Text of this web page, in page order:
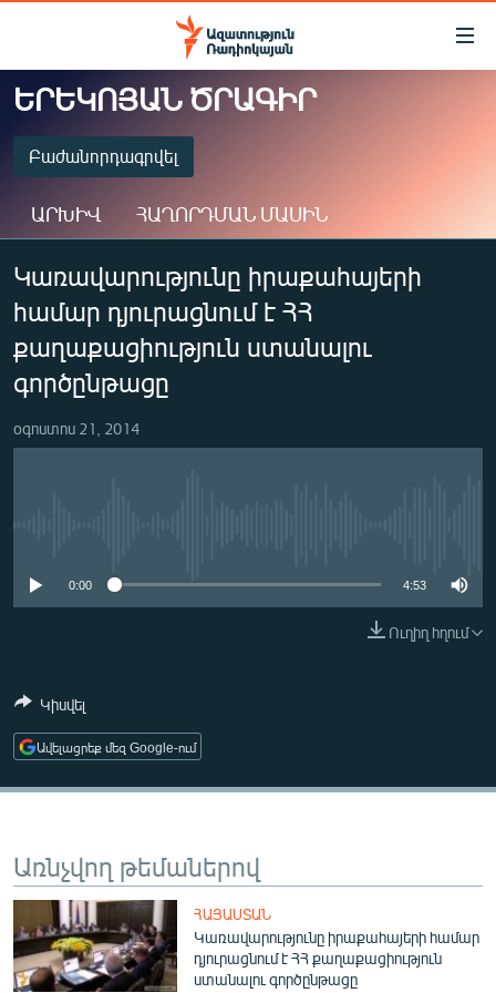
Մատչելիության
Անցնել
հիմնական
բովանդակությանը
Անցնել
մենյուին
Որոնում
ԱԶԱՏՈՒԹՅՈՒՆ TV
ՀԱՅԱՍՏԱՆ
ԸՆՏՐՈՒԹՅՈՒՆՆԵՐ 2026
ԻՐԱՎՈՒՆՔ
ՀԱՍԱՐԱԿՈՒԹՅՈՒՆ
ՏՆՏԵՍՈՒԹՅՈՒՆ
ՂԱՐԱԲԱՂ
ՊԱՏԵՐԱԶՄԻ 6 ՇԱԲԱԹՆԵՐԸ
ՍՊՈՐՏ
ԿՈՐՈՆԱՎԻՐՈՒՍ
ԱՐԽԻՎ
ՏԵՍԱՆՅՈՒԹԵՐ
ՁԳՏԵԼՈՎ ԼԱՎԱԳՈՒՅՆԻՆ
ՓՈԴՔԱՍԹ
Հայերեն
ԵՐԵԿՈՅԱՆ ԾՐԱԳԻՐ
Բաժանորդագրվել
Spotify
ԱՐԽԻՎ ՀԱՂՈՐԴՄԱՆ ՄԱՍԻՆ
Կառավարությունը իրաքահայերի
համար դյուրացնում է ՀՀ
քաղաքացիություն ստանալու
գործընթացը
օգոստոս 21, 2014
0:00 4:53
Ուղիղ հղում
Կիսվել
Ավելացրեք մեզ Google-ում
Առնչվող թեմաներով
ՀԱՅԱՍՏԱՆ
Կառավարությունը իրաքահայերի համար
դյուրացնում է ՀՀ քաղաքացիություն
ստանալու գործընթացը